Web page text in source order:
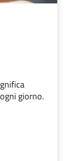
giorno.